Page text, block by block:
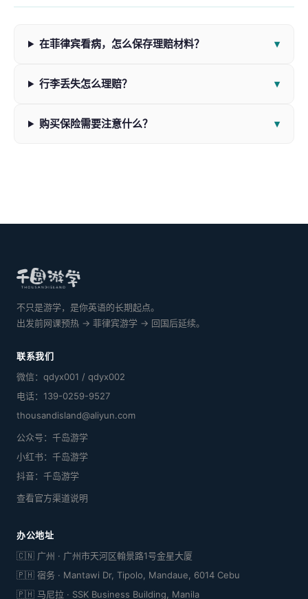
在菲律宾看病，怎么保存理赔材料？
行李丢失怎么理赔？
购买保险需要注意什么？
不只是游学，是你英语的长期起点。
出发前网课预热 → 菲律宾游学 → 回国后延续。
联系我们
微信：qdyx001 / qdyx002
电话：139-0259-9527
thousandisland@aliyun.com
公众号：千岛游学
小红书：千岛游学
抖音：千岛游学
查看官方渠道说明
办公地址
🇨🇳 广州 · 广州市天河区翰景路1号金星大厦
🇵🇭 宿务 · Mantawi Dr, Tipolo, Mandaue, 6014 Cebu
🇵🇭 马尼拉 · SSK Business Building, Manila